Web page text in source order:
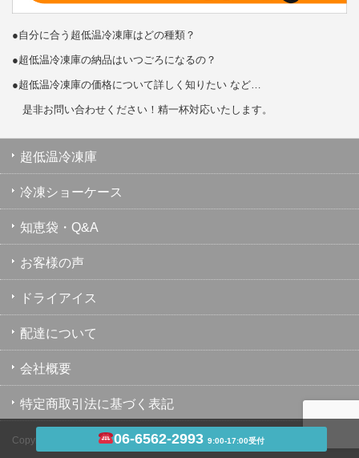
●自分に合う超低温冷凍庫はどの種類？
●超低温冷凍庫の納品はいつごろになるの？
●超低温冷凍庫の価格について詳しく知りたい など…
是非お問い合わせください！精一杯対応いたします。
超低温冷凍庫
冷凍ショーケース
知恵袋・Q&A
お客様の声
ドライアイス
配達について
会社概要
特定商取引法に基づく表記
Copyright © 超低温冷凍庫・冷凍ショーケース・業務用冷凍庫のユウキ
06-6562-29939:00-17:00受付